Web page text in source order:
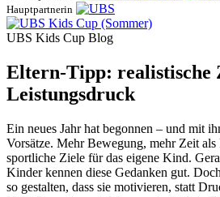
Hauptpartnerin
UBS Kids Cup Blog
Eltern-Tipp: realistische
Leistungsdruck
Ein neues Jahr hat begonnen – und mit
Vorsätze. Mehr Bewegung, mehr Zeit
sportliche Ziele für das eigene Kind.
Kinder kennen diese Gedanken gut.
so gestalten, dass sie motivieren, statt